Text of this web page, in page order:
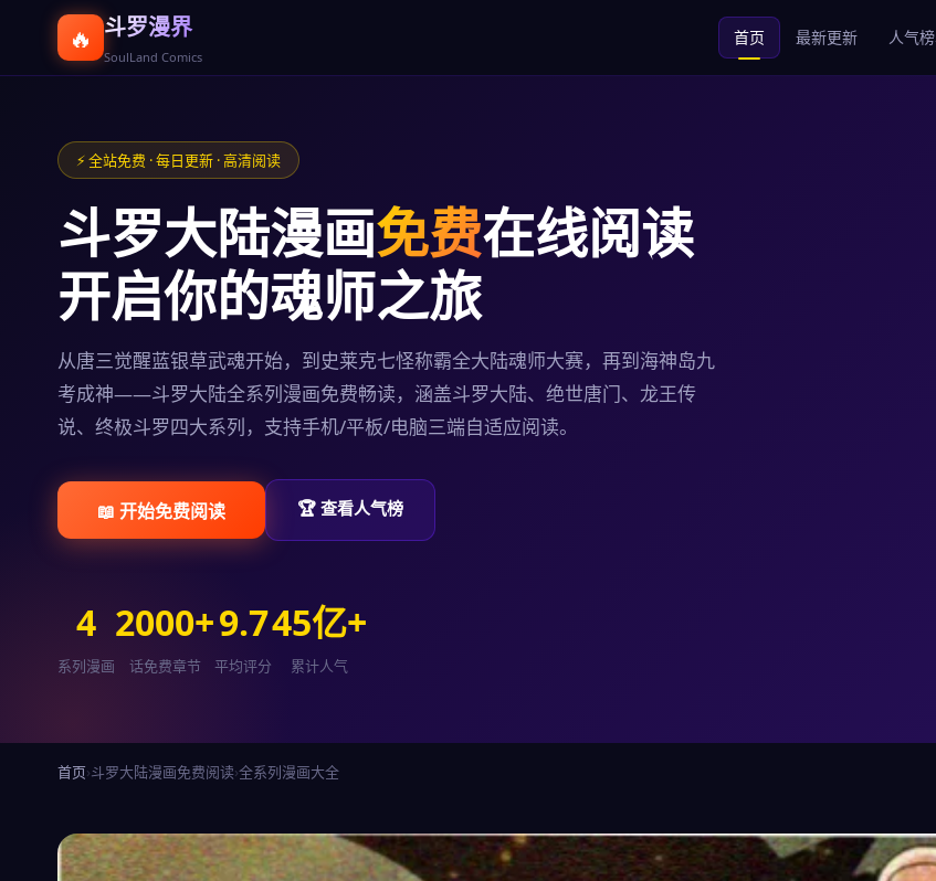
🔥 斗罗漫界
SoulLand Comics
首页 最新更新 人气
⚡ 全站免费 · 每日更新 · 高清阅读
斗罗大陆漫画免费在线阅读
开启你的魂师之旅
从唐三觉醒蓝银草武魂开始，到史莱克七怪称霸全大陆魂师大赛，再到海神岛九
考成神——斗罗大陆全系列漫画免费畅读，涵盖斗罗大陆、绝世唐门、龙王传
说、终极斗罗四大系列，支持手机/平板/电脑三端自适应阅读。
📖 开始免费阅读 🏆 查看人气榜
4
系列漫画
2000+
话免费章节
9.7
平均评分
45亿+
累计人气
首页›斗罗大陆漫画免费阅读›全系列漫画大全